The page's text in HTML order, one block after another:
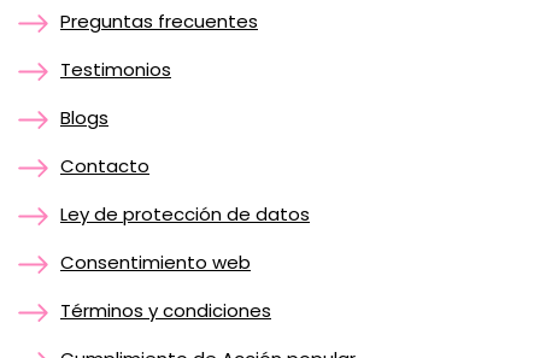
Preguntas frecuentes
Testimonios
Blogs
Contacto
Ley de protección de datos
Consentimiento web
Términos y condiciones